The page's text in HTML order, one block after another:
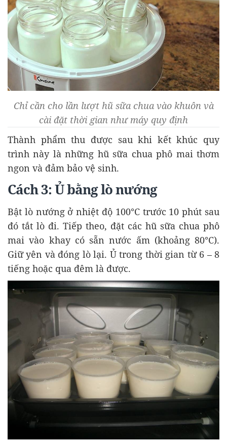
Chỉ cần cho lần lượt hũ sữa chua vào khuôn và
cài đặt thời gian như máy quy định
Thành phẩm thu được sau khi kết khúc quy
trình này là những hũ sữa chua phô mai thơm
ngon và đảm bảo vệ sinh.
Cách 3: Ủ bằng lò nướng
Bật lò nướng ở nhiệt độ 100°C trước 10 phút sau
đó tắt lò đi. Tiếp theo, đặt các hũ sữa chua phô
mai vào khay có sẵn nước ấm (khoảng 80°C).
Giữ yên và đóng lò lại. Ủ trong thời gian từ 6 – 8
tiếng hoặc qua đêm là được.